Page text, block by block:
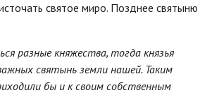
святое миро. Позднее святыню
разные княжества, тогда князья
святынь земли нашей. Таким
бы и к своим собственным